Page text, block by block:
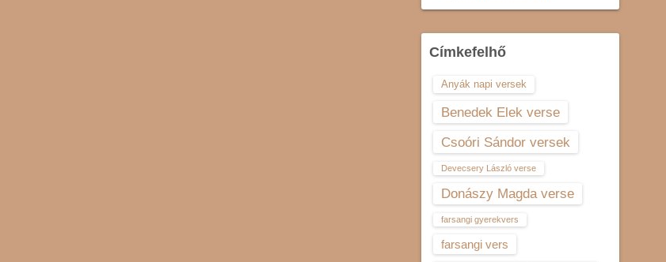
Címkefelhő
Anyák napi versek
Benedek Elek verse
Csoóri Sándor versek
Devecsery László verse
Donászy Magda verse
farsangi gyerekvers
farsangi vers